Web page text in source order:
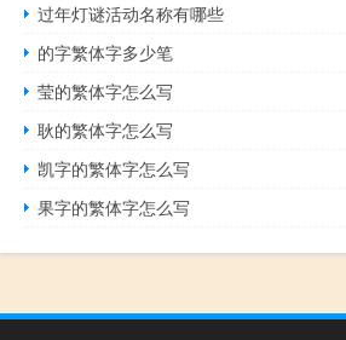
过年灯谜活动名称有哪些
的字繁体字多少笔
莹的繁体字怎么写
耿的繁体字怎么写
凯字的繁体字怎么写
果字的繁体字怎么写